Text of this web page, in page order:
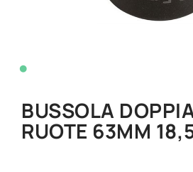
•
BUSSOLA
RUOTE 63MM